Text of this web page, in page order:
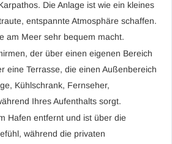
Die Anlage ist wie ein kleines
entspannte Atmosphäre schaffen.
am Meer sehr bequem macht.
der über einen eigenen Bereich
eine Terrasse, die einen Außenbereich
Kühlschrank, Fernseher,
Ihres Aufenthalts sorgt.
Hafen entfernt und ist über die
während die privaten